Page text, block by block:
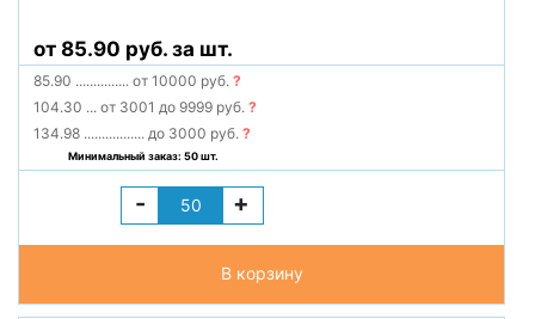
от 85.90 руб. за шт.
85.90 ............... от 10000 руб.?
104.30 ... от 3001 до 9999 руб.?
134.98 ................. до 3000 руб.?
Минимальный заказ: 50 шт.
- +
В корзину